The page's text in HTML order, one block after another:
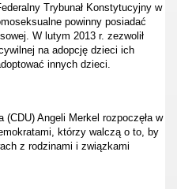
Trybunał Konstytucyjny w
powinny posiadać
W lutym 2013 r. zezwolił
na adopcję dzieci ich
innych dzieci.
Angeli Merkel rozpoczęła w
którzy walczą o to, by
z rodzinami i związkami